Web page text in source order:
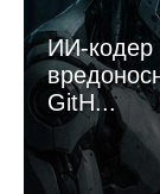
ИИ-кодер
GitH...